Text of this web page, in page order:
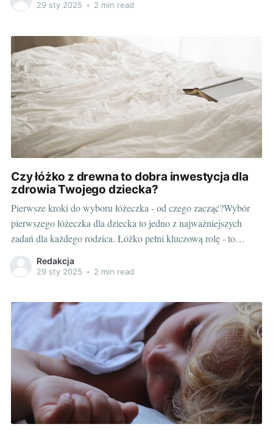
radzić sobie samodzielnie w nowym, nieznanym środowisku.
29 sty 2025 • 2 min read
Czy łóżko z drewna to dobra inwestycja dla
zdrowia Twojego dziecka?
Pierwsze kroki do wyboru łóżeczka - od czego zacząć?Wybór
pierwszego łóżeczka dla dziecka to jedno z najważniejszych
zadań dla każdego rodzica. Łóżko pełni kluczową rolę - to
miejsce, gdzie nasz maluch spędzi wiele godzin snu i
odpoczynku. Za wybór odpowiednich mebli odpowiadamy my,
Redakcja
29 sty 2025 • 2 min read